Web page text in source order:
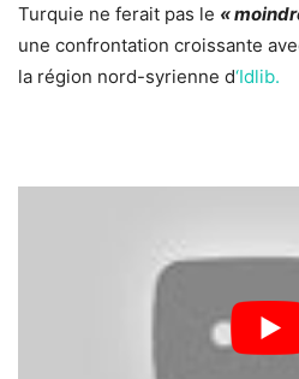
Turquie ne ferait pas le «
une confrontation croissante
la région nord-syrienne d‘Idlib.